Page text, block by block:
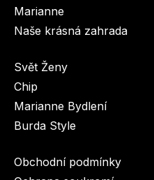
Marianne
Naše krásná zahrada
Svět Ženy
Chip
Marianne Bydlení
Burda Style
Obchodní podmínky